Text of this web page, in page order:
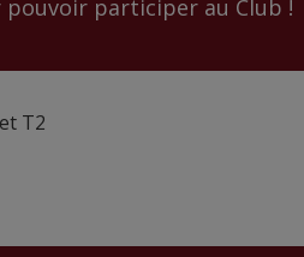
pouvoir participer au Club !
T2